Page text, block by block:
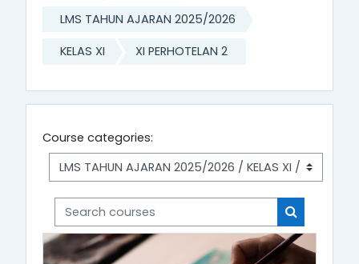
LMS TAHUN AJARAN 2025/2026
KELAS XI XI PERHOTELAN 2
Course categories:
Search courses
Search